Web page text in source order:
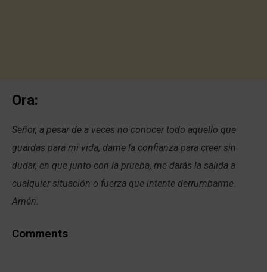
Ora:
Señor, a pesar de a veces no conocer todo aquello que
guardas para mi vida, dame la confianza para creer sin
dudar, en que junto con la prueba, me darás la salida a
cualquier situación o fuerza que intente derrumbarme.
Amén.
Comments